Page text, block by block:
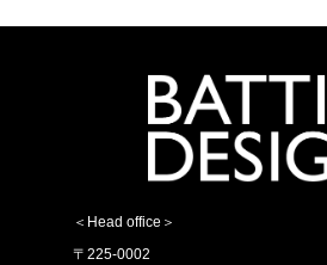
＜Head office＞
〒225-0002